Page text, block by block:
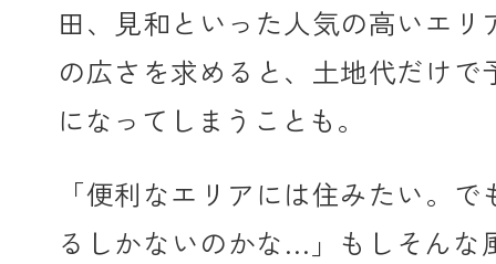
田、見和といった人気の高いエリ
の広さを求めると、土地代だけで
になってしまうことも。
「便利なエリアには住みたい。
るしかないのかな…」もしそんな